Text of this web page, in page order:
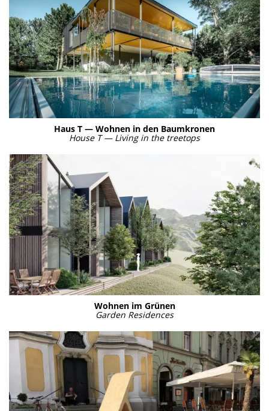
Haus T — Woh­nen in den Baum­kro­nen
House T — Living in the tree­tops
Woh­nen im Grü­nen
Gar­den Resi­den­ces